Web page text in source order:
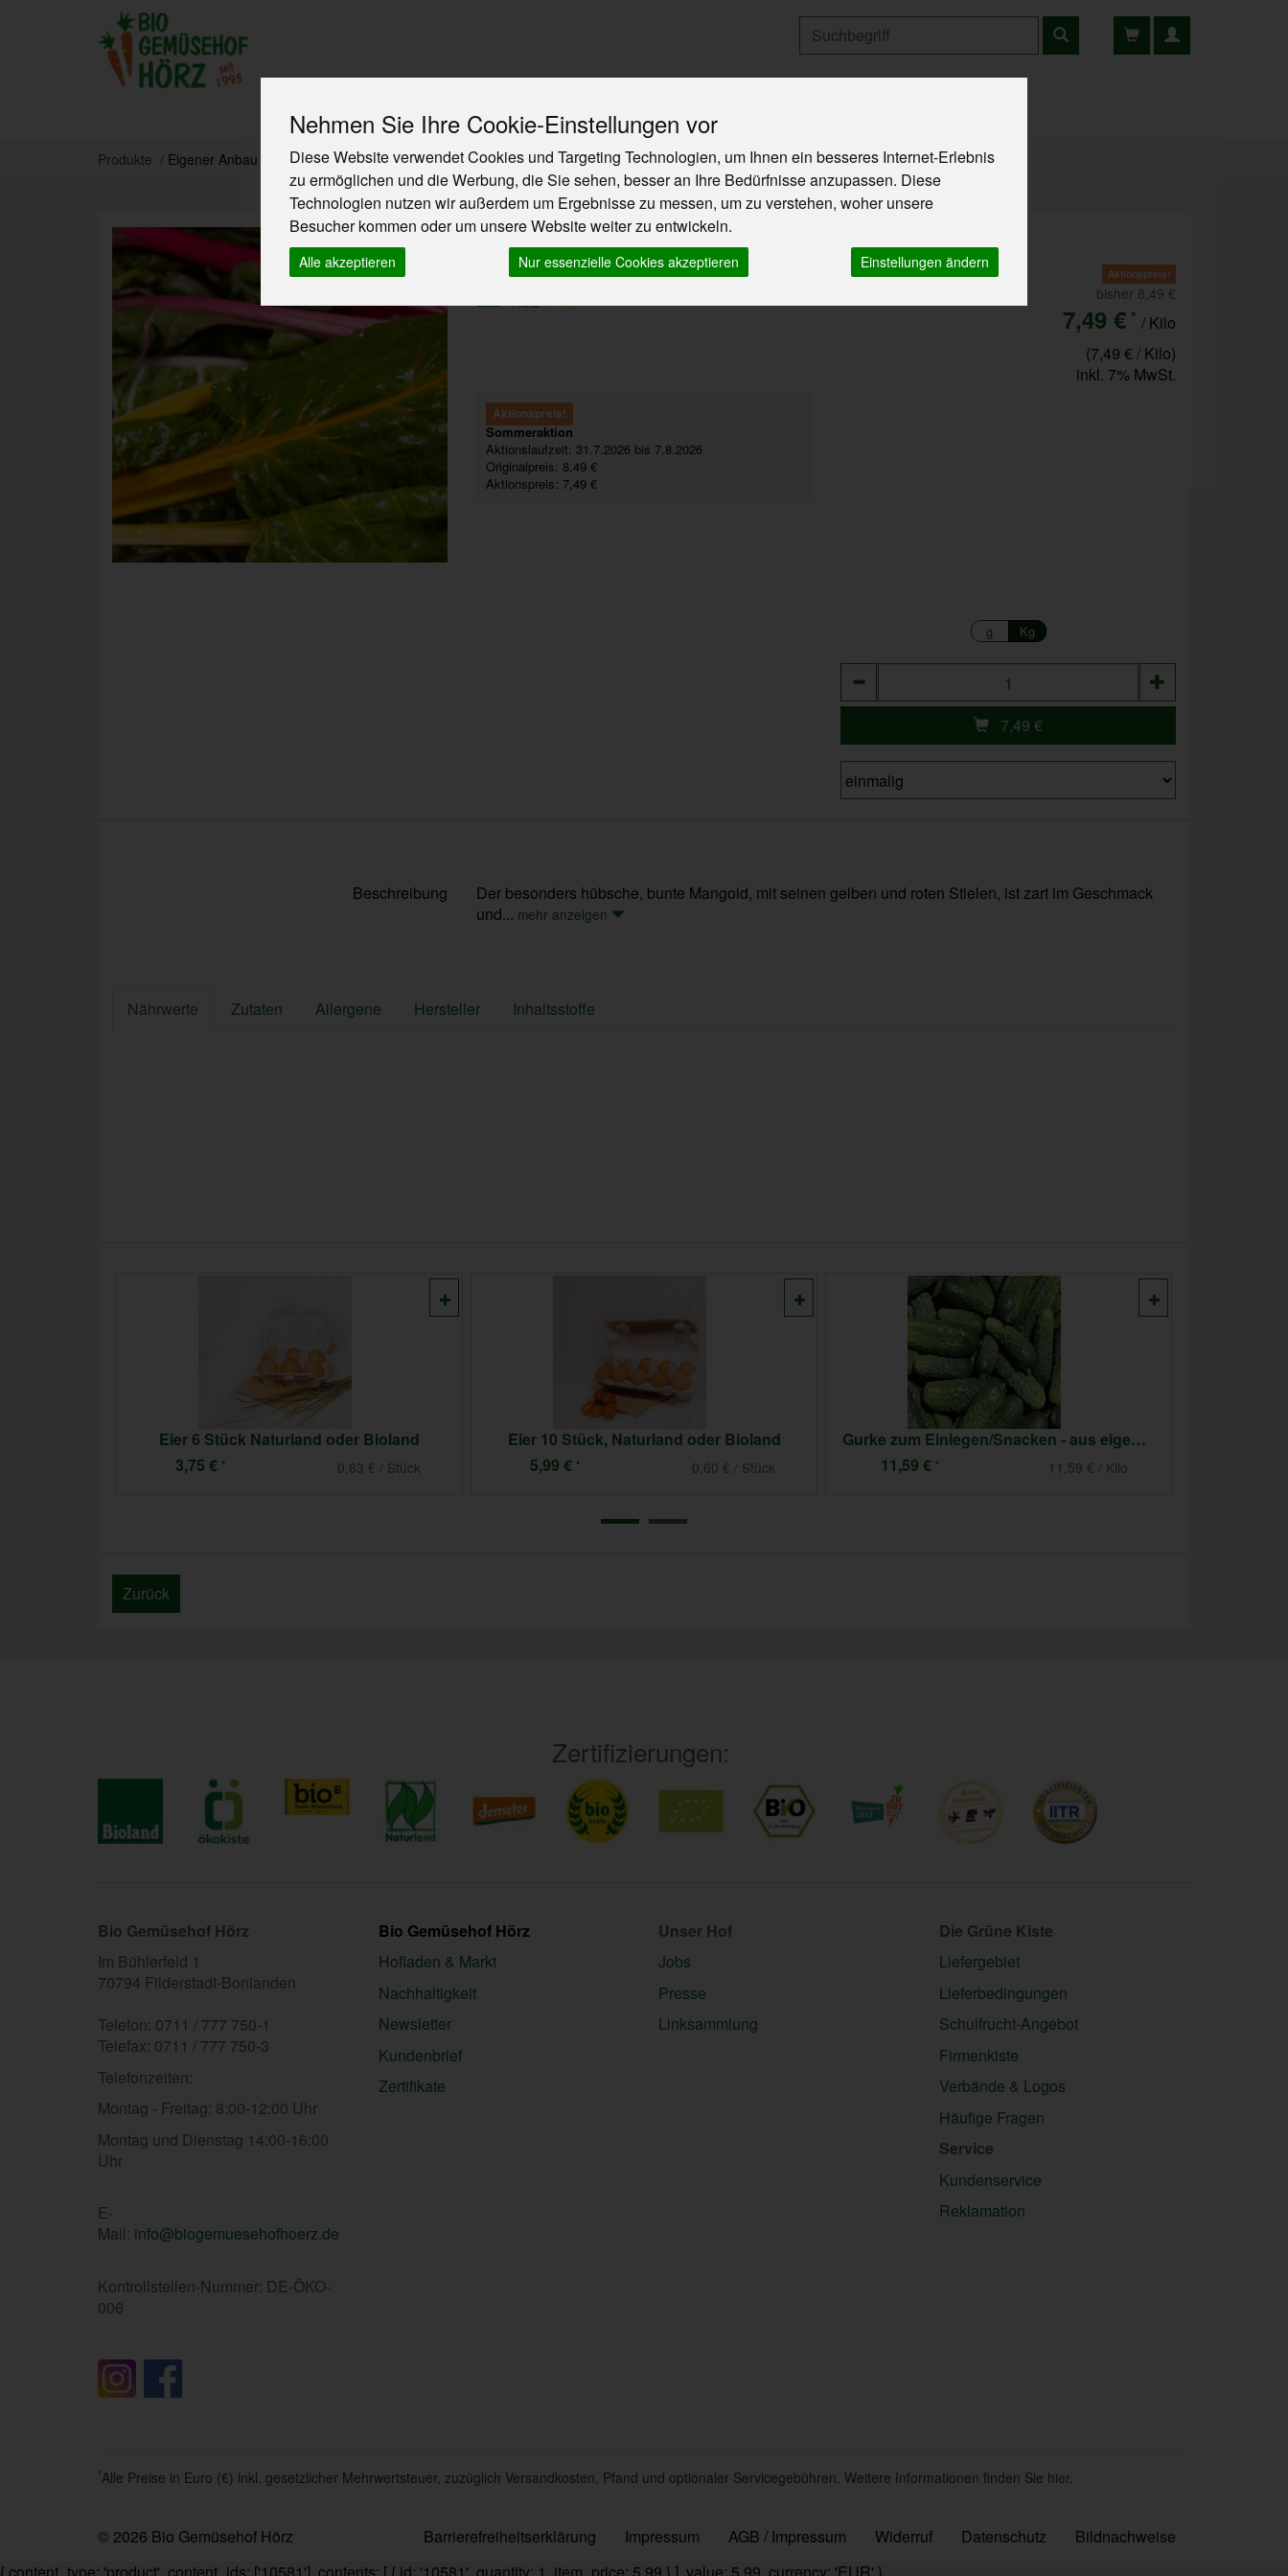
Nehmen Sie Ihre Cookie-Einstellungen vor
Diese Website verwendet Cookies und Targeting Technologien, um Ihnen ein besseres Internet-Erlebnis
zu ermöglichen und die Werbung, die Sie sehen, besser an Ihre Bedürfnisse anzupassen. Diese
Technologien nutzen wir außerdem um Ergebnisse zu messen, um zu verstehen, woher unsere
Besucher kommen oder um unsere Website weiter zu entwickeln.
Alle akzeptieren Nur essenzielle Cookies akzeptieren Einstellungen ändern
Produkte Angebote & Neues So funktioniert`s
Produkte Eigener Anbau
Mangold bunt - aus eigenem Anbau
Bioland Aktionspreis!
bisher 8,49 €
7,49 € * / Kilo
(7,49 € / Kilo)
inkl. 7% MwSt.
Aktionspreis!
Sommeraktion
Aktionslaufzeit: 31.7.2026 bis 7.8.2026
Originalpreis: 8,49 €
Aktionspreis: 7,49 €
g Kg
7,49 €
Beschreibung
Der besonders hübsche, bunte Mangold, mit seinen gelben und roten Stielen, ist zart im Geschmack
und... mehr anzeigen
Nährwerte Zutaten Allergene Hersteller Inhaltsstoffe
Eier 6 Stück Naturland oder Bioland
3,75 € * 0,63 € / Stück
Eier 10 Stück, Naturland oder Bioland
5,99 € * 0,60 € / Stück
Gurke zum Einlegen/Snacken - aus eigenem Anbau
11,59 € * 11,59 € / Kilo
Zurück
Zertifizierungen:
Bio Gemüsehof Hörz
Im Bühlerfeld 1
70794 Filderstadt-Bonlanden
Telefon: 0711 / 777 750-1
Telefax: 0711 / 777 750-3
Telefonzeiten:
Montag - Freitag: 8:00-12:00 Uhr
Montag und Dienstag 14:00-16:00
Uhr
E-
Mail: info@biogemuesehofhoerz.de
Kontrollstellen-Nummer: DE-ÖKO-
006
Bio Gemüsehof Hörz
Hofladen & Markt
Nachhaltigkeit
Newsletter
Kundenbrief
Zertifikate
Unser Hof
Jobs
Presse
Linksammlung
Die Grüne Kiste
Liefergebiet
Lieferbedingungen
Schulfrucht-Angebot
Firmenkiste
Verbände & Logos
Häufige Fragen
Service
Kundenservice
Reklamation
*Alle Preise in Euro (€) inkl. gesetzlicher Mehrwertsteuer, zuzüglich Versandkosten, Pfand und optionaler Servicegebühren. Weitere Informationen finden Sie hier.
© 2026 Bio Gemüsehof Hörz Barrierefreiheitserklärung Impressum AGB / Impressum Widerruf Datenschutz
Bildnachweise
{ content_type: 'product', content_ids: ['10581'], contents: [ { id: '10581', quantity: 1, item_price: 5.99 } ], value: 5.99, currency: 'EUR' }